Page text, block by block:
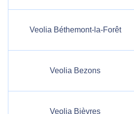
Veolia Béthemont-la-Forêt
Veolia Bezons
Veolia Bièvres